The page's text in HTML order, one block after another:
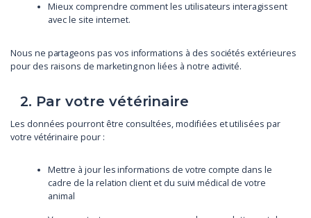
Mieux comprendre comment les utilisateurs interagissent
avec le site internet.
Nous ne partageons pas vos informations à des sociétés extérieures
pour des raisons de marketing non liées à notre activité.
2. Par votre vétérinaire
Les données pourront être consultées, modifiées et utilisées par
votre vétérinaire pour :
Mettre à jour les informations de votre compte dans le
cadre de la relation client et du suivi médical de votre
animal